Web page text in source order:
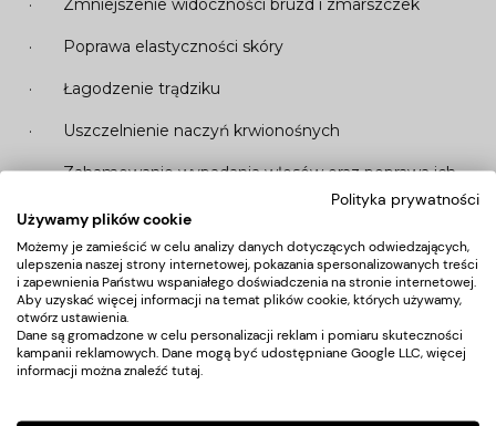
· Zmniejszenie widoczności bruzd i zmarszczek
· Poprawa elastyczności skóry
· Łagodzenie trądziku
· Uszczelnienie naczyń krwionośnych
· Zahamowanie wypadania włosów oraz poprawa ich
· Redukcja cellulitu i tkanki tłuszczowej
6. MIKRODERMABRAZJA DIAMENTOWA
· Usuwanie trądziku
Polityka prywatności
Używamy plików cookie
Możemy je zamieścić w celu analizy danych dotyczących odwiedzających,
ulepszenia naszej strony internetowej, pokazania spersonalizowanych treści
i zapewnienia Państwu wspaniałego doświadczenia na stronie internetowej.
Aby uzyskać więcej informacji na temat plików cookie, których używamy,
otwórz ustawienia.
Dane są gromadzone w celu personalizacji reklam i pomiaru skuteczności
kampanii reklamowych. Dane mogą być udostępniane Google LLC, więcej
informacji można znaleźć tutaj